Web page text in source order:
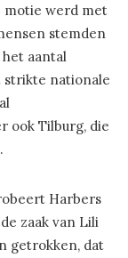
motie werd met
stemden
aantal
strikte nationale
ook Tilburg, die
Harbers
zaak van Lili
getrokken, dat